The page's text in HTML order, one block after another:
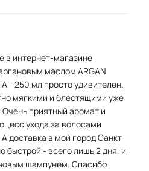
в интернет-магазине
маслом ARGAN
- 250 мл просто удивителен.
мягкими и блестящими уже
приятный аромат и
ухода за волосами
доставка в мой город Санкт-
быстрой - всего лишь 2 дня, и
шампунем. Спасибо